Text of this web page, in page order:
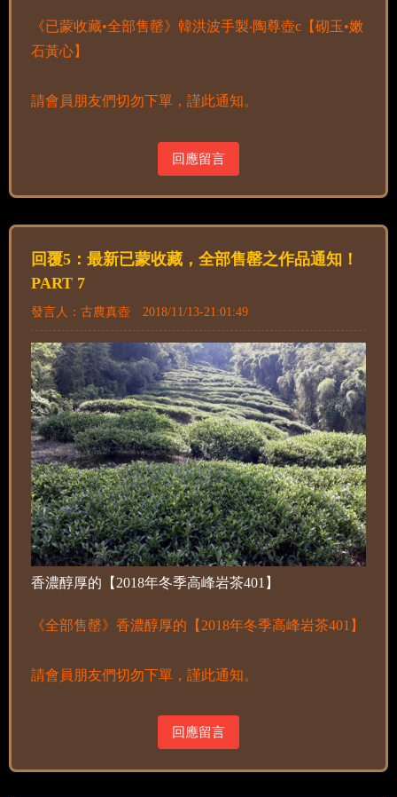
《已蒙收藏•全部售罄》韓洪波手製‧陶尊壺c【砌玉•嫩
石黃心】
請會員朋友們切勿下單，謹此通知。
回應留言
回覆5：最新已蒙收藏，全部售罄之作品通知！
PART 7
發言人：古農真壺 2018/11/13-21:01:49
香濃醇厚的【2018年冬季高峰岩茶401】
《全部售罄》香濃醇厚的【2018年冬季高峰岩茶401】
請會員朋友們切勿下單，謹此通知。
回應留言